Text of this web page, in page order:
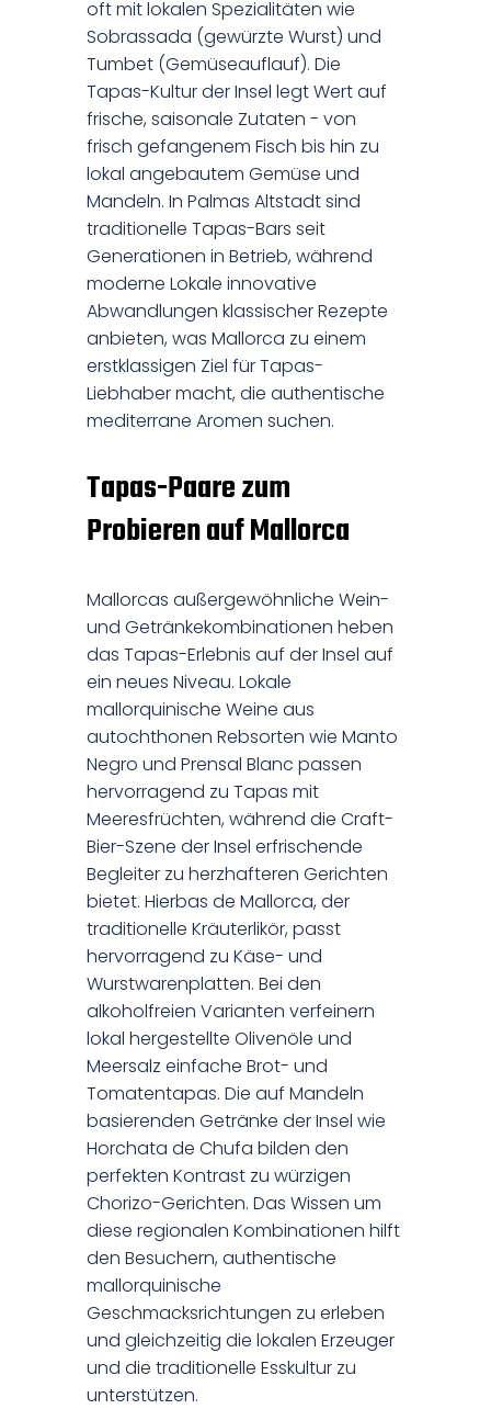
oft mit lokalen Spezialitäten wie
Sobrassada (gewürzte Wurst) und
Tumbet (Gemüseauflauf). Die
Tapas-Kultur der Insel legt Wert auf
frische, saisonale Zutaten - von
frisch gefangenem Fisch bis hin zu
lokal angebautem Gemüse und
Mandeln. In Palmas Altstadt sind
traditionelle Tapas-Bars seit
Generationen in Betrieb, während
moderne Lokale innovative
Abwandlungen klassischer Rezepte
anbieten, was Mallorca zu einem
erstklassigen Ziel für Tapas-
Liebhaber macht, die authentische
mediterrane Aromen suchen.
Tapas-Paare zum
Probieren auf Mallorca
Mallorcas außergewöhnliche Wein-
und Getränkekombinationen heben
das Tapas-Erlebnis auf der Insel auf
ein neues Niveau. Lokale
mallorquinische Weine aus
autochthonen Rebsorten wie Manto
Negro und Prensal Blanc passen
hervorragend zu Tapas mit
Meeresfrüchten, während die Craft-
Bier-Szene der Insel erfrischende
Begleiter zu herzhafteren Gerichten
bietet. Hierbas de Mallorca, der
traditionelle Kräuterlikör, passt
hervorragend zu Käse- und
Wurstwarenplatten. Bei den
alkoholfreien Varianten verfeinern
lokal hergestellte Olivenöle und
Meersalz einfache Brot- und
Tomatentapas. Die auf Mandeln
basierenden Getränke der Insel wie
Horchata de Chufa bilden den
perfekten Kontrast zu würzigen
Chorizo-Gerichten. Das Wissen um
diese regionalen Kombinationen hilft
den Besuchern, authentische
mallorquinische
Geschmacksrichtungen zu erleben
und gleichzeitig die lokalen Erzeuger
und die traditionelle Esskultur zu
unterstützen.